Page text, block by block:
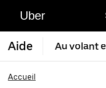
Uber
Aide Au volant
Accueil